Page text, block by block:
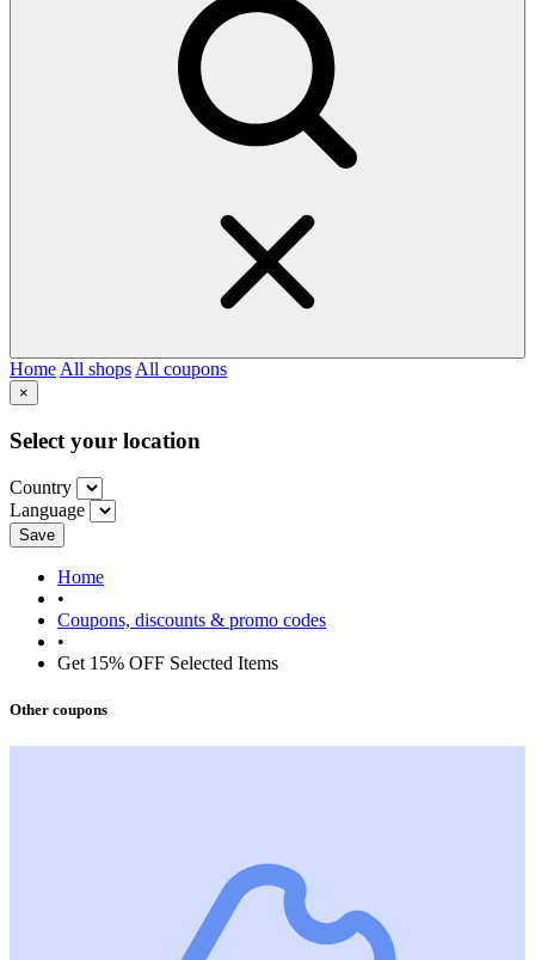
Home All shops All coupons
×
Select your location
Country
Language
Save
Home
•
Coupons, discounts & promo codes
•
Get 15% OFF Selected Items
Other coupons